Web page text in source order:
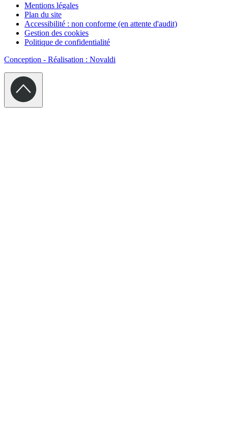
Mentions légales
Plan du site
Accessibilité : non conforme (en attente d'audit)
Gestion des cookies
Politique de confidentialité
Conception - Réalisation : Novaldi